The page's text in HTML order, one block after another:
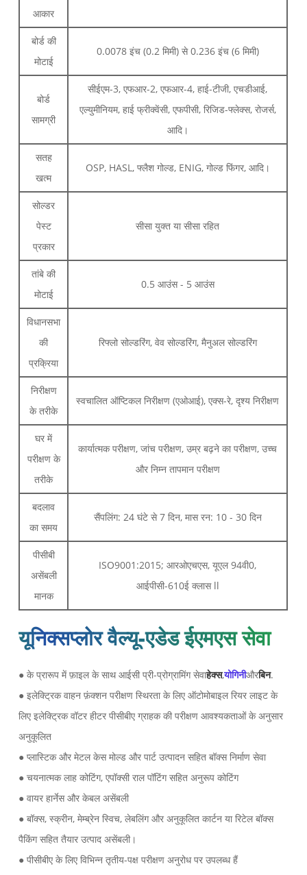
आकार
बोर्ड की
मोटाई
0.0078 इंच (0.2 मिमी) से 0.236 इंच (6 मिमी)
बोर्ड
सामग्री
सीईएम-3, एफआर-2, एफआर-4, हाई-टीजी, एचडीआई,
एल्युमीनियम, हाई फ्रीक्वेंसी, एफपीसी, रिजिड-फ्लेक्स, रोजर्स,
आदि।
सतह
खत्म
OSP, HASL, फ्लैश गोल्ड, ENIG, गोल्ड फिंगर, आदि।
सोल्डर
पेस्ट
प्रकार
सीसा युक्त या सीसा रहित
तांबे की
मोटाई
0.5 आउंस - 5 आउंस
विधानसभा
की
प्रक्रिया
रिफ्लो सोल्डरिंग, वेव सोल्डरिंग, मैनुअल सोल्डरिंग
निरीक्षण
के तरीके
स्वचालित ऑप्टिकल निरीक्षण (एओआई), एक्स-रे, दृश्य निरीक्षण
घर में
परीक्षण के
तरीके
कार्यात्मक परीक्षण, जांच परीक्षण, उम्र बढ़ने का परीक्षण, उच्च
और निम्न तापमान परीक्षण
बदलाव
का समय
सैंपलिंग: 24 घंटे से 7 दिन, मास रन: 10 - 30 दिन
पीसीबी
असेंबली
मानक
ISO9001:2015; आरओएचएस, यूएल 94वी0,
आईपीसी-610ई क्लास ll
यूनिक्सप्लोर वैल्यू-एडेड ईएमएस सेवा
● के प्रारूप में फ़ाइल के साथ आईसी प्री-प्रोग्रामिंग सेवाहेक्स,योगिनीऔरबिन.
● इलेक्ट्रिक वाहन फ़ंक्शन परीक्षण स्थिरता के लिए ऑटोमोबाइल रियर लाइट के
लिए इलेक्ट्रिक वॉटर हीटर पीसीबीए ग्राहक की परीक्षण आवश्यकताओं के अनुसार
अनुकूलित
● प्लास्टिक और मेटल केस मोल्ड और पार्ट उत्पादन सहित बॉक्स निर्माण सेवा
● चयनात्मक लाह कोटिंग, एपॉक्सी राल पॉटिंग सहित अनुरूप कोटिंग
● वायर हार्नेस और केबल असेंबली
● बॉक्स, स्क्रीन, मेम्ब्रेन स्विच, लेबलिंग और अनुकूलित कार्टन या रिटेल बॉक्स
पैकिंग सहित तैयार उत्पाद असेंबली।
● पीसीबीए के लिए विभिन्न तृतीय-पक्ष परीक्षण अनुरोध पर उपलब्ध हैं